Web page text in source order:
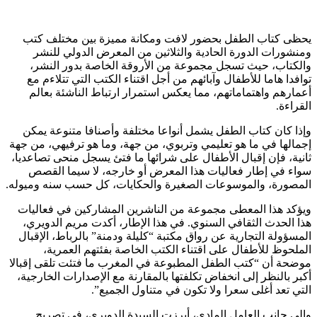
يحظى كتاب الطفل بحضور لافت ومكانة مميزة بين مختلف كتب
ومنشورات الدورة الحادية والثلاثين من المعرض الدولي للنشر
والكتاب، حيث تسجل مجموعة من الأروقة الخاصة بدور النشر،
توافدا هاما للأطفال وآبائهم من أجل اقتناء الكتب التي تتلاءم مع
أعمارهم واهتماماتهم، مما يعكس استمرار ارتباط الناشئة بعالم
القراءة.
وإذا كان كتاب الطفل يشمل أنواعا مختلفة وأصنافا متنوعة يمكن
إجمالها في ما هو تعليمي وتربوي، من جهة، وما هو ترفيهي، من جهة
ثانية، فإن إقبال الأطفال على شرائها ما فتئ يسجل منحى تصاعديا،
سواء في إطار فعاليات هذا المعرض أو خارجه، لا سيما القصص
المصورة، والموسوعات الصغيرة والحكايات، كل حسب سنه وميوله.
ويؤكد هذا المعطى مجموعة من الناشرين المشاركين في فعاليات
هذا الحدث الثقافي السنوي. في هذا الإطار، أكدت مريم الدويري،
المسؤولة التجارية عن رواق مكتبة “كليلة ودمنة” بالرباط، الإقبال
الملحوظ للأطفال على اقتناء الكتب الخاصة بفئتهم العمرية،
موضحة أن “كتب الطفل المطبوعة في المغرب ما فتئت تلقى إقبالا
أكبر بالنظر إلى انخفاض تكلفتها بالمقارنة مع الإصدارات الخارجية،
التي تعد أغلى سعرا ولا تكون في متناول الجميع”.
وإلى جانب العامل المادي، أبرزت السيدة الدويري، في تصريح